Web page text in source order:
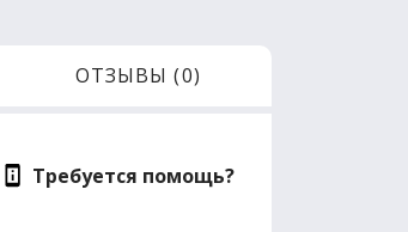
ОТЗЫВЫ (0)
Требуется помощь?